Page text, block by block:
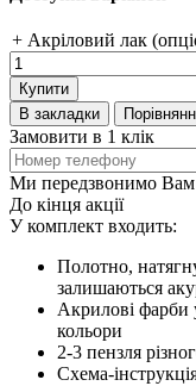
+ Акріловий лак
Купити
В закладки
Замовити в 1 клік
Ми передзвонимо Вам
До кінця акції
У комплект входить:
Полотно,
залишаються
Акрилові фарби
кольори
2-3 пензля
Схема-